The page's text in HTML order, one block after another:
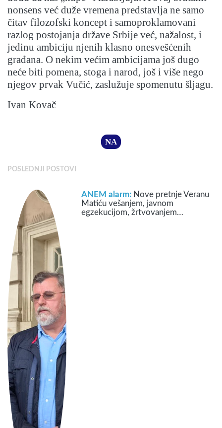
nonsens već duže vremena predstavlja ne samo
čitav filozofski koncept i samoproklamovani
razlog postojanja države Srbije već, nažalost, i
jedinu ambiciju njenih klasno onesvešćenih
građana. O nekim većim ambicijama još dugo
neće biti pomena, stoga i narod, još i više nego
njegov prvak Vučić, zaslužuje spomenutu šljagu.
Ivan Kovač
NA
POSLEDNJI POSTOVI
ANEM alarm: Nove pretnje Veranu
Matiću vešanjem, javnom
egzekucijom, žrtvovanjem…